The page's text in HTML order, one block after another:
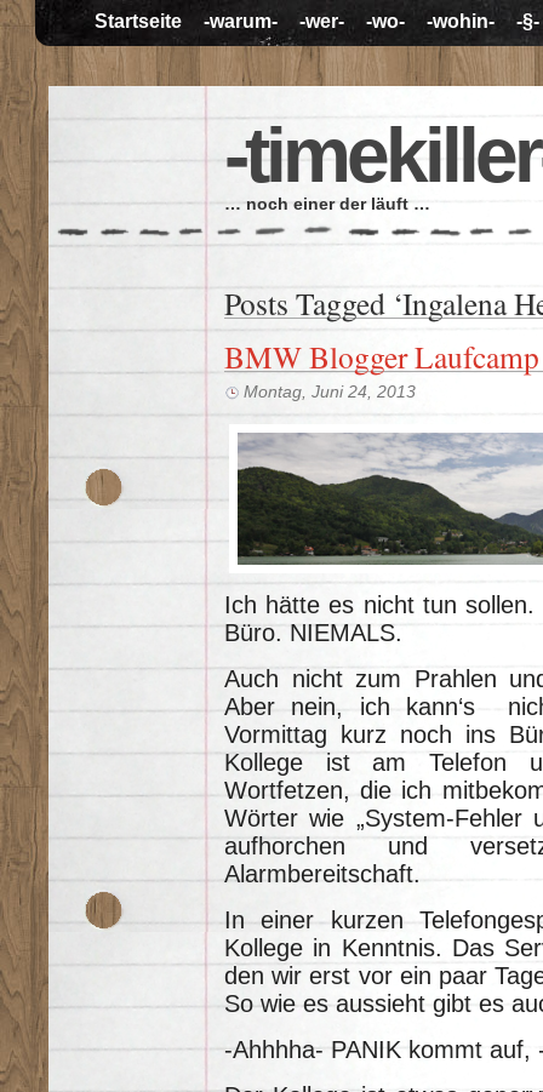
Startseite -warum- -wer- -wo- -wohin- -§-
-
… noch einer der läuft …
Posts Tagged ‘Ingalena
BMW Blogger
Montag, Juni 24, 2013
Ich hätte es nicht tun
Büro. NIEMALS.
Auch nicht zum Prahlen
Aber nein, ich kann‘s
Vormittag kurz noch ins
Kollege ist am Telefon
Wortfetzen, die ich
Wörter wie „System-Fehler
aufhorchen und
Alarmbereitschaft.
In einer kurzen
Kollege in Kenntnis. Das
den wir erst vor ein paar
So wie es aussieht gibt es
-Ahhhha- PANIK kommt auf,